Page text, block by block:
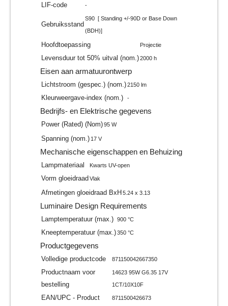
LIF-code -
Gebruiksstand
S90 [ Standing +/-90D or Base Down
(BDH)]
Hoofdtoepassing Projectie
Levensduur tot 50% uitval (nom.)2000 h
Eisen aan armatuurontwerp
Lichtstroom (gespec.) (nom.)2150 lm
Kleurweergave-index (nom.) -
Bedrijfs- en Elektrische gegevens
Power (Rated) (Nom)95 W
Spanning (nom.) 17 V
Mechanische eigenschappen en Behuizing
Lampmateriaal Kwarts UV-open
Vorm gloeidraadVlak
Afmetingen gloeidraad BxH5.24 x 3.13
Luminaire Design Requirements
Lamptemperatuur (max.) 900 °C
Kneeptemperatuur (max.)350 °C
Productgegevens
Volledige productcode 871150042667350
Productnaam voor
bestelling
14623 95W G6.35 17V
1CT/10X10F
EAN/UPC - Product 8711500426673